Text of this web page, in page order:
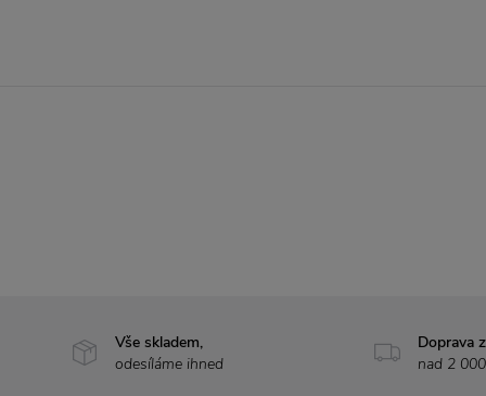
Vše skladem,
odesíláme ihned
Doprava
nad 2